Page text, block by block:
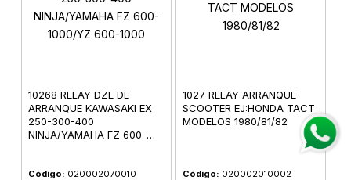
10268 RELAY DZE DE
ARRANQUE KAWASAKI EX
250-300-400
NINJA/YAMAHA FZ 600-
Código: 020002070010
1027 RELAY ARRANQUE
SCOOTER EJ:HONDA TACT
MODELOS 1980/81/82
Código: 020002010002